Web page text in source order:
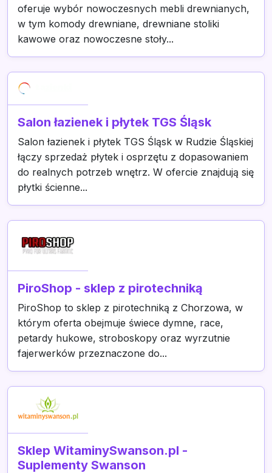
oferuje wybór nowoczesnych mebli drewnianych,
w tym komody drewniane, drewniane stoliki
kawowe oraz nowoczesne stoły...
Salon łazienek i płytek TGS Śląsk
Salon łazienek i płytek TGS Śląsk w Rudzie Śląskiej
łączy sprzedaż płytek i osprzętu z dopasowaniem
do realnych potrzeb wnętrz. W ofercie znajdują się
płytki ścienne...
PiroShop - sklep z pirotechniką
PiroShop to sklep z pirotechniką z Chorzowa, w
którym oferta obejmuje świece dymne, race,
petardy hukowe, stroboskopy oraz wyrzutnie
fajerwerków przeznaczone do...
Sklep WitaminySwanson.pl -
Suplementy Swanson